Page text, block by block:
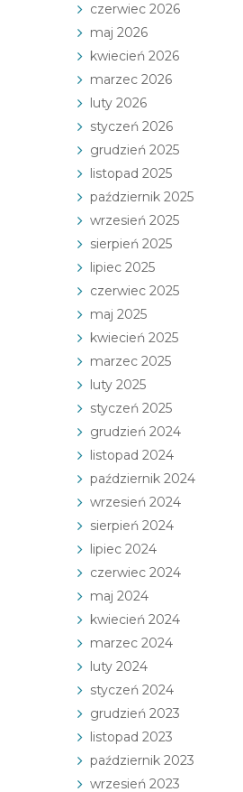
czerwiec 2026
maj 2026
kwiecień 2026
marzec 2026
luty 2026
styczeń 2026
grudzień 2025
listopad 2025
październik 2025
wrzesień 2025
sierpień 2025
lipiec 2025
czerwiec 2025
maj 2025
kwiecień 2025
marzec 2025
luty 2025
styczeń 2025
grudzień 2024
listopad 2024
październik 2024
wrzesień 2024
sierpień 2024
lipiec 2024
czerwiec 2024
maj 2024
kwiecień 2024
marzec 2024
luty 2024
styczeń 2024
grudzień 2023
listopad 2023
październik 2023
wrzesień 2023